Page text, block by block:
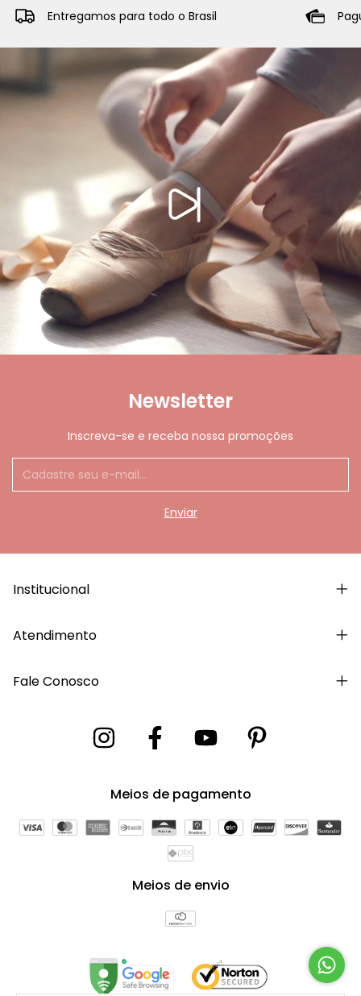
Entregamos para todo o Brasil
Newsletter
Inscreva-se e receba nossa promoções
Institucional
Atendimento
Fale Conosco
Meios de pagamento
Meios de envio